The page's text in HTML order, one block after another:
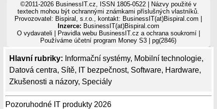
Hlavní rubriky: Informační systémy, Mobilní technologie,
Datová centra, Sítě, IT bezpečnost, Software, Hardware,
Zkušenosti a názory, Speciály
Pozoruhodné IT produkty 2026
©2011-2026 BusinessIT.cz, ISSN 1805-0522 | Názvy použité v
textech mohou být ochrannými známkami příslušných vlastníků.
Provozovatel: Bispiral, s.r.o., kontakt: BusinessIT(at)Bispiral.com |
Inzerce: BusinessIT(at)Bispiral.com
O vydavateli
Pravidla webu BusinessIT.cz a ochrana soukromí|
Používámeúčetní program Money S3 | pg(2846)